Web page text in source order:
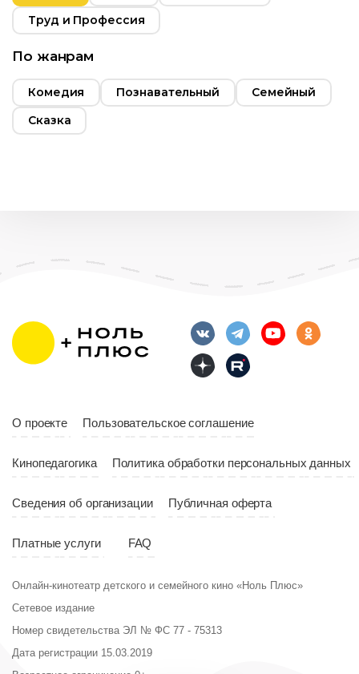
Труд и Профессия
По жанрам
Комедия Познавательный
Семейный
Сказка
О проекте Пользовательское соглашение
Кинопедагогика Политика обработки персональных данных
Сведения об организации Публичная оферта
Платные услуги FAQ
Онлайн-кинотеатр детского и семейного кино «Ноль Плюс»
Сетевое издание
Номер свидетельства ЭЛ № ФС 77 - 75313
Дата регистрации 15.03.2019